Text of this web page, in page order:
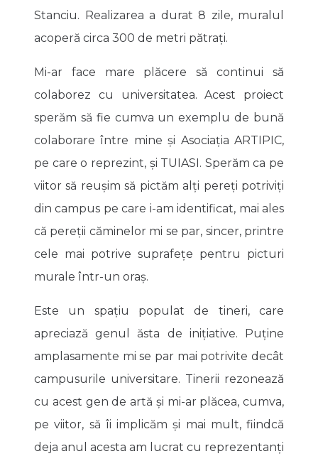
Stanciu. Realizarea a durat 8 zile, muralul
acoperă circa 300 de metri pătrați.
Mi-ar face mare plăcere să continui să
colaborez cu universitatea. Acest proiect
sperăm să fie cumva un exemplu de bună
colaborare între mine și Asociația ARTIPIC,
pe care o reprezint, și TUIASI. Sperăm ca pe
viitor să reușim să pictăm alți pereți potriviți
din campus pe care i-am identificat, mai ales
că pereții căminelor mi se par, sincer, printre
cele mai potrive suprafețe pentru picturi
murale într-un oraș.
Este un spațiu populat de tineri, care
apreciază genul ăsta de inițiative. Puține
amplasamente mi se par mai potrivite decât
campusurile universitare. Tinerii rezonează
cu acest gen de artă și mi-ar plăcea, cumva,
pe viitor, să îi implicăm și mai mult, fiindcă
deja anul acesta am lucrat cu reprezentanți